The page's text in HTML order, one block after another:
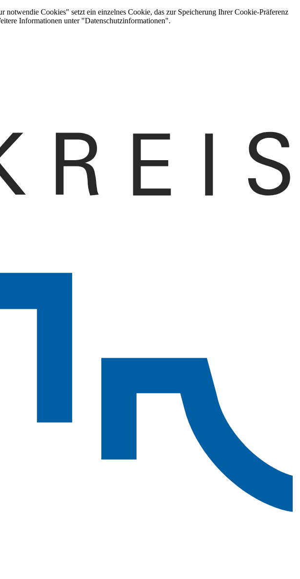
Cookies" setzt ein einzelnes Cookie, das zur Speicherung Ihrer Cookie-Präferenz
Informationen unter "Datenschutzinformationen".